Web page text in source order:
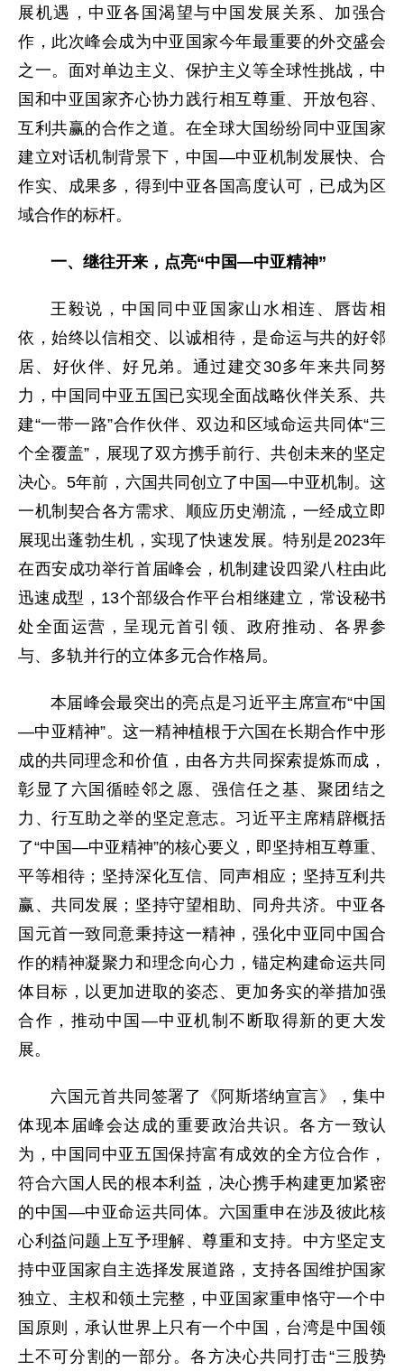
展机遇，中亚各国渴望与中国发展关系、加强合
作，此次峰会成为中亚国家今年最重要的外交盛会
之一。面对单边主义、保护主义等全球性挑战，中
国和中亚国家齐心协力践行相互尊重、开放包容、
互利共赢的合作之道。在全球大国纷纷同中亚国家
建立对话机制背景下，中国—中亚机制发展快、合
作实、成果多，得到中亚各国高度认可，已成为区
域合作的标杆。
一、继往开来，点亮“中国—中亚精神”
王毅说，中国同中亚国家山水相连、唇齿相
依，始终以信相交、以诚相待，是命运与共的好邻
居、好伙伴、好兄弟。通过建交30多年来共同努
力，中国同中亚五国已实现全面战略伙伴关系、共
建“一带一路”合作伙伴、双边和区域命运共同体“三
个全覆盖”，展现了双方携手前行、共创未来的坚定
决心。5年前，六国共同创立了中国—中亚机制。这
一机制契合各方需求、顺应历史潮流，一经成立即
展现出蓬勃生机，实现了快速发展。特别是2023年
在西安成功举行首届峰会，机制建设四梁八柱由此
迅速成型，13个部级合作平台相继建立，常设秘书
处全面运营，呈现元首引领、政府推动、各界参
与、多轨并行的立体多元合作格局。
本届峰会最突出的亮点是习近平主席宣布“中国
—中亚精神”。这一精神植根于六国在长期合作中形
成的共同理念和价值，由各方共同探索提炼而成，
彰显了六国循睦邻之愿、强信任之基、聚团结之
力、行互助之举的坚定意志。习近平主席精辟概括
了“中国—中亚精神”的核心要义，即坚持相互尊重、
平等相待；坚持深化互信、同声相应；坚持互利共
赢、共同发展；坚持守望相助、同舟共济。中亚各
国元首一致同意秉持这一精神，强化中亚同中国合
作的精神凝聚力和理念向心力，锚定构建命运共同
体目标，以更加进取的姿态、更加务实的举措加强
合作，推动中国—中亚机制不断取得新的更大发
展。
六国元首共同签署了《阿斯塔纳宣言》，集中
体现本届峰会达成的重要政治共识。各方一致认
为，中国同中亚五国保持富有成效的全方位合作，
符合六国人民的根本利益，决心携手构建更加紧密
的中国—中亚命运共同体。六国重申在涉及彼此核
心利益问题上互予理解、尊重和支持。中方坚定支
持中亚国家自主选择发展道路，支持各国维护国家
独立、主权和领土完整，中亚国家重申恪守一个中
国原则，承认世界上只有一个中国，台湾是中国领
土不可分割的一部分。各方决心共同打击“三股势